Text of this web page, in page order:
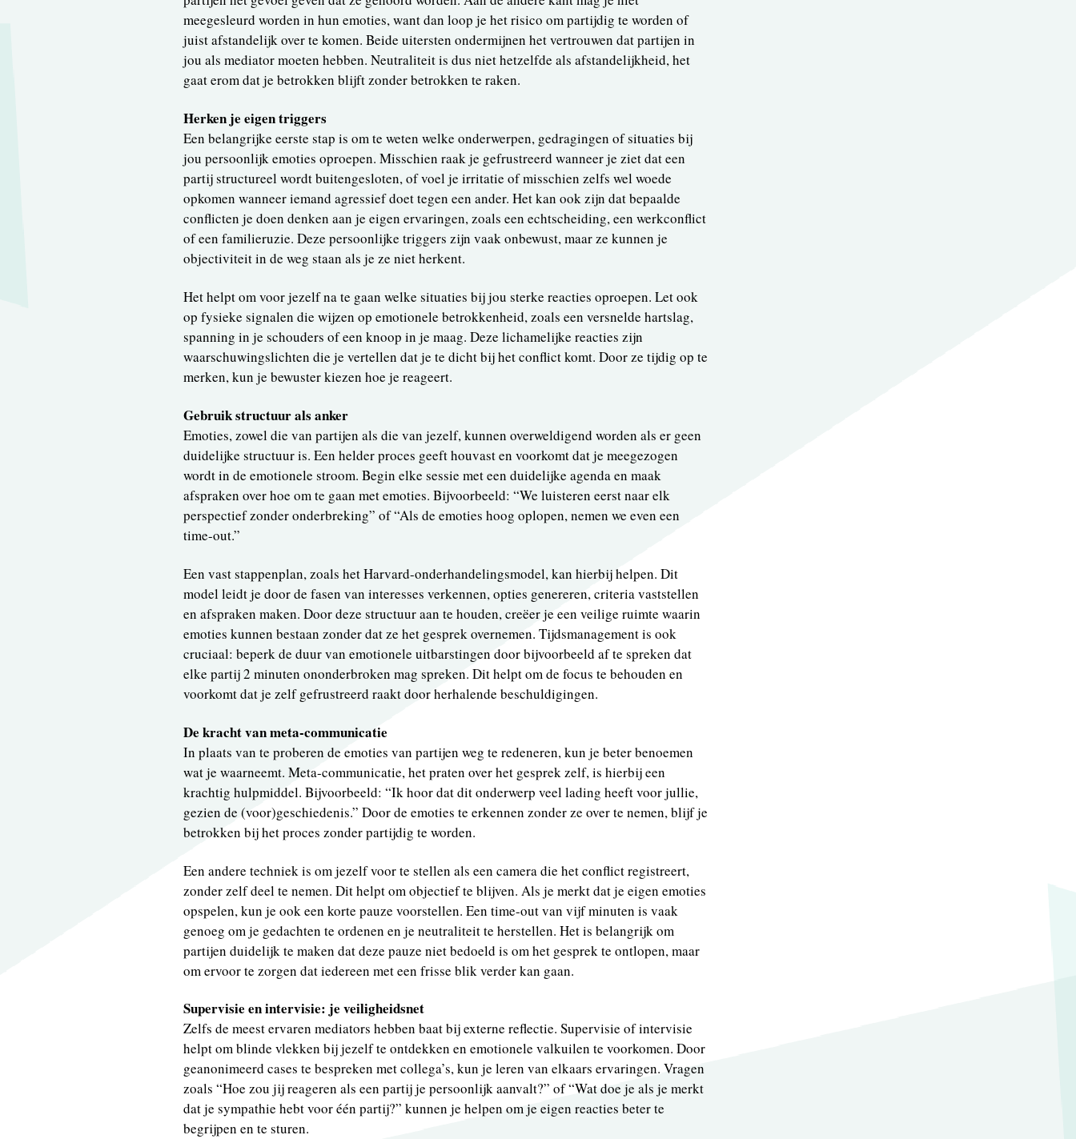
meegesleurd worden in hun emoties, want dan loop je het risico om partijdig te worden of
juist afstandelijk over te komen. Beide uitersten ondermijnen het vertrouwen dat partijen in
jou als mediator moeten hebben. Neutraliteit is dus niet hetzelfde als afstandelijkheid, het
gaat erom dat je betrokken blijft zonder betrokken te raken.
Herken je eigen triggers
Een belangrijke eerste stap is om te weten welke onderwerpen, gedragingen of situaties bij
jou persoonlijk emoties oproepen. Misschien raak je gefrustreerd wanneer je ziet dat een
partij structureel wordt buitengesloten, of voel je irritatie of misschien zelfs wel woede
opkomen wanneer iemand agressief doet tegen een ander. Het kan ook zijn dat bepaalde
conflicten je doen denken aan je eigen ervaringen, zoals een echtscheiding, een werkconflict
of een familieruzie. Deze persoonlijke triggers zijn vaak onbewust, maar ze kunnen je
objectiviteit in de weg staan als je ze niet herkent.
Het helpt om voor jezelf na te gaan welke situaties bij jou sterke reacties oproepen. Let ook
op fysieke signalen die wijzen op emotionele betrokkenheid, zoals een versnelde hartslag,
spanning in je schouders of een knoop in je maag. Deze lichamelijke reacties zijn
waarschuwingslichten die je vertellen dat je te dicht bij het conflict komt. Door ze tijdig op te
merken, kun je bewuster kiezen hoe je reageert.
Gebruik structuur als anker
Emoties, zowel die van partijen als die van jezelf, kunnen overweldigend worden als er geen
duidelijke structuur is. Een helder proces geeft houvast en voorkomt dat je meegezogen
wordt in de emotionele stroom. Begin elke sessie met een duidelijke agenda en maak
afspraken over hoe om te gaan met emoties. Bijvoorbeeld: “We luisteren eerst naar elk
perspectief zonder onderbreking” of “Als de emoties hoog oplopen, nemen we even een
time-out.”
Een vast stappenplan, zoals het Harvard-onderhandelingsmodel, kan hierbij helpen. Dit
model leidt je door de fasen van interesses verkennen, opties genereren, criteria vaststellen
en afspraken maken. Door deze structuur aan te houden, creëer je een veilige ruimte waarin
emoties kunnen bestaan zonder dat ze het gesprek overnemen. Tijdsmanagement is ook
cruciaal: beperk de duur van emotionele uitbarstingen door bijvoorbeeld af te spreken dat
elke partij 2 minuten ononderbroken mag spreken. Dit helpt om de focus te behouden en
voorkomt dat je zelf gefrustreerd raakt door herhalende beschuldigingen.
De kracht van meta-communicatie
In plaats van te proberen de emoties van partijen weg te redeneren, kun je beter benoemen
wat je waarneemt. Meta-communicatie, het praten over het gesprek zelf, is hierbij een
krachtig hulpmiddel. Bijvoorbeeld: “Ik hoor dat dit onderwerp veel lading heeft voor jullie,
gezien de (voor)geschiedenis.” Door de emoties te erkennen zonder ze over te nemen, blijf je
betrokken bij het proces zonder partijdig te worden.
Een andere techniek is om jezelf voor te stellen als een camera die het conflict registreert,
zonder zelf deel te nemen. Dit helpt om objectief te blijven. Als je merkt dat je eigen emoties
opspelen, kun je ook een korte pauze voorstellen. Een time-out van vijf minuten is vaak
genoeg om je gedachten te ordenen en je neutraliteit te herstellen. Het is belangrijk om
partijen duidelijk te maken dat deze pauze niet bedoeld is om het gesprek te ontlopen, maar
om ervoor te zorgen dat iedereen met een frisse blik verder kan gaan.
Supervisie en intervisie: je veiligheidsnet
Zelfs de meest ervaren mediators hebben baat bij externe reflectie. Supervisie of intervisie
helpt om blinde vlekken bij jezelf te ontdekken en emotionele valkuilen te voorkomen. Door
geanonimeerd cases te bespreken met collega’s, kun je leren van elkaars ervaringen. Vragen
zoals “Hoe zou jij reageren als een partij je persoonlijk aanvalt?” of “Wat doe je als je merkt
dat je sympathie hebt voor één partij?” kunnen je helpen om je eigen reacties beter te
begrijpen en te sturen.